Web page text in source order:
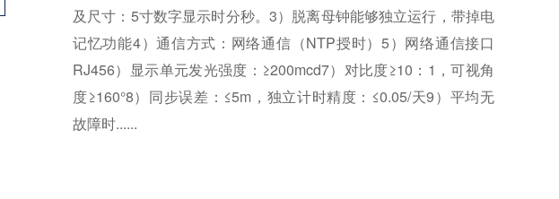
及尺寸：5寸数字显示时分秒。3）脱离母钟能够独立运行，带掉电
记忆功能4）通信方式：网络通信（NTP授时）5）网络通信接口
RJ456）显示单元发光强度：≥200mcd7）对比度≥10：1，可视角
度≥160°8）同步误差：≤5m，独立计时精度：≤0.05/天9）平均无
故障时......